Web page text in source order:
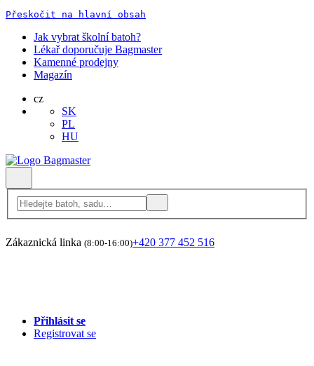
Přeskočit na hlavní obsah
Jak vybrat školní batoh?
Lékař doporučuje Bagmaster
Kamenné prodejny
Magazín
cz
SK
PL
HU
Zákaznická linka (8:00-16:00)+420 377 452 516
Přihlásit se
Registrovat se